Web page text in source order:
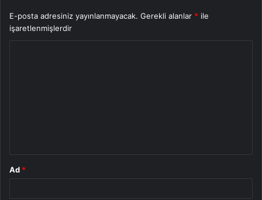
E-posta adresiniz yayınlanmayacak. Gerekli alanlar * ile
işaretlenmişlerdir
Ad *